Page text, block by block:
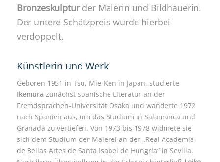
Bronzeskulpturder Malerin und Bildhauerin.
Der untere Schätzpreis wurde hierbei
verdoppelt.
Künstlerin und Werk
Geboren 1951 in Tsu, Mie-Ken in Japan, studierte
Ikemurazunächst spanische Literatur an der
Fremdsprachen-Universität Osaka und wanderte 1972
nach Spanien aus, um das Studium in Salamanca und
Granada zu vertiefen. Von 1973 bis 1978 widmete sie
sich dem Studium der Malerei an der „Real Academia
de Bellas Artes de Santa Isabel de Hungría“ in Sevilla.